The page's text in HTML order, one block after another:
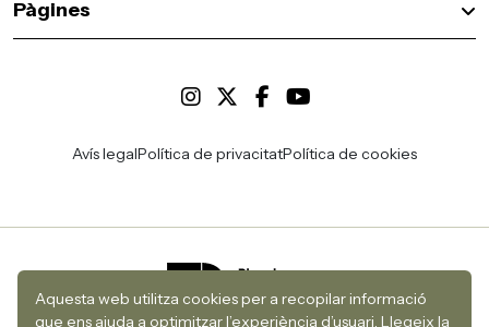
Aquesta web utilitza cookies per a recopilar informació
que ens ajuda a optimitzar l’experiència d’usuari. Llegeix la
Pàgines
Avís legalPolítica de privacitatPolítica de cookies